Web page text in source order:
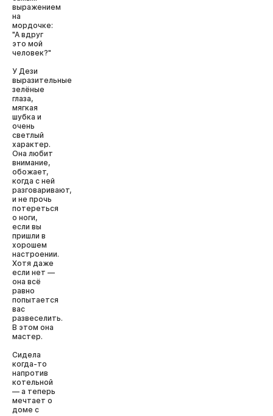
выражением
на
мордочке:
"А вдруг
это мой
человек?"
У Дези
выразительные
зелёные
глаза,
мягкая
шубка и
очень
светлый
характер.
Она любит
внимание,
обожает,
когда с ней
разговаривают,
и не прочь
потереться
о ноги,
если вы
пришли в
хорошем
настроении.
Хотя даже
если нет —
она всё
равно
попытается
вас
развеселить.
В этом она
мастер.
Сидела
когда-то
напротив
котельной
— а теперь
мечтает о
доме с